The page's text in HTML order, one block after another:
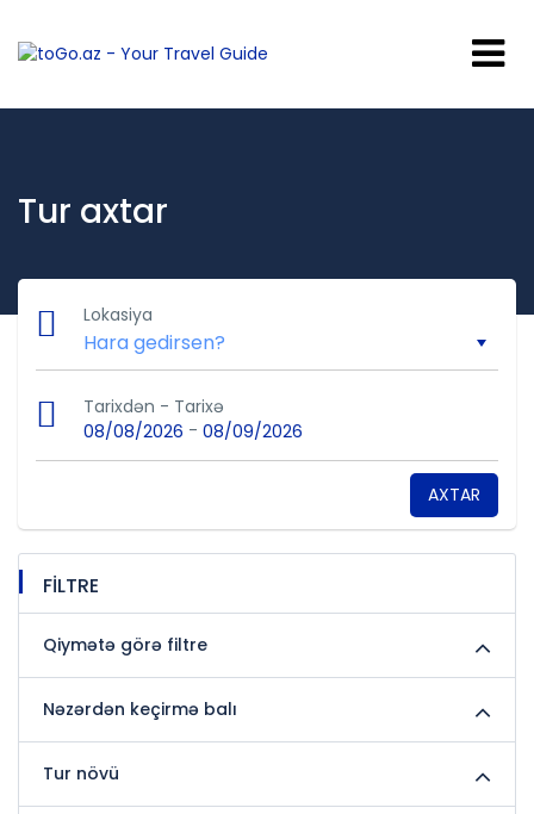
Tur axtar
Lokasiya
Tarixdən - Tarixə
08/08/2026 - 08/09/2026
AXTAR
FİLTRE
Qiymətə görə filtre
Nəzərdən keçirmə balı
Tur növü